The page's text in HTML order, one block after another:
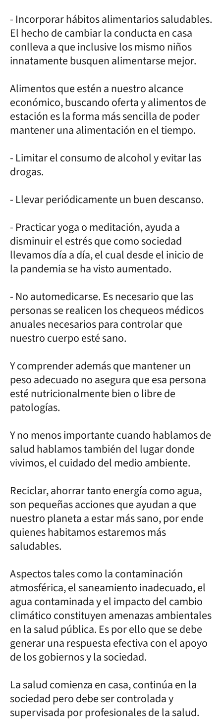
- Incorporar hábitos alimentarios saludables.
El hecho de cambiar la conducta en casa
conlleva a que inclusive los mismo niños
innatamente busquen alimentarse mejor.
Alimentos que estén a nuestro alcance
económico, buscando oferta y alimentos de
estación es la forma más sencilla de poder
mantener una alimentación en el tiempo.
- Limitar el consumo de alcohol y evitar las
drogas.
- Llevar periódicamente un buen descanso.
- Practicar yoga o meditación, ayuda a
disminuir el estrés que como sociedad
llevamos día a día, el cual desde el inicio de
la pandemia se ha visto aumentado.
- No automedicarse. Es necesario que las
personas se realicen los chequeos médicos
anuales necesarios para controlar que
nuestro cuerpo esté sano.
Y comprender además que mantener un
peso adecuado no asegura que esa persona
esté nutricionalmente bien o libre de
patologías.
Y no menos importante cuando hablamos de
salud hablamos también del lugar donde
vivimos, el cuidado del medio ambiente.
Reciclar, ahorrar tanto energía como agua,
son pequeñas acciones que ayudan a que
nuestro planeta a estar más sano, por ende
quienes habitamos estaremos más
saludables.
Aspectos tales como la contaminación
atmosférica, el saneamiento inadecuado, el
agua contaminada y el impacto del cambio
climático constituyen amenazas ambientales
en la salud pública. Es por ello que se debe
generar una respuesta efectiva con el apoyo
de los gobiernos y la sociedad.
La salud comienza en casa, continúa en la
sociedad pero debe ser controlada y
supervisada por profesionales de la salud.